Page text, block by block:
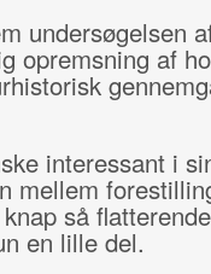
undersøgelsen
opremsning af
interessant i
mellem
så
en lille del.